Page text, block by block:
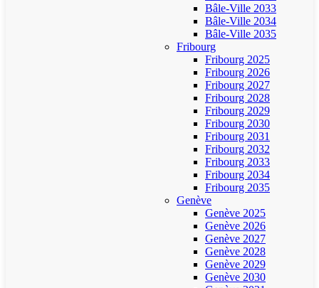
Bâle-Ville 2033
Bâle-Ville 2034
Bâle-Ville 2035
Fribourg
Fribourg 2025
Fribourg 2026
Fribourg 2027
Fribourg 2028
Fribourg 2029
Fribourg 2030
Fribourg 2031
Fribourg 2032
Fribourg 2033
Fribourg 2034
Fribourg 2035
Genève
Genève 2025
Genève 2026
Genève 2027
Genève 2028
Genève 2029
Genève 2030